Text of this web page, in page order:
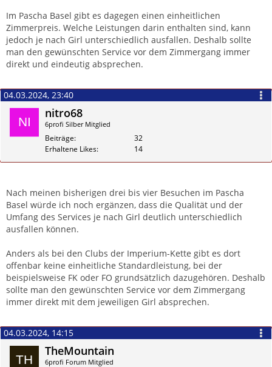
Im Pascha Basel gibt es dagegen einen einheitlichen
Zimmerpreis. Welche Leistungen darin enthalten sind, kann
jedoch je nach Girl unterschiedlich ausfallen. Deshalb sollte
man den gewünschten Service vor dem Zimmergang immer
direkt und eindeutig absprechen.
04.03.2024, 23:40
nitro68
6profi Silber Mitglied
Beiträge
32
Erhaltene Likes
14
Nach meinen bisherigen drei bis vier Besuchen im Pascha
Basel würde ich noch ergänzen, dass die Qualität und der
Umfang des Services je nach Girl deutlich unterschiedlich
ausfallen können.
Anders als bei den Clubs der Imperium-Kette gibt es dort
offenbar keine einheitliche Standardleistung, bei der
beispielsweise FK oder FO grundsätzlich dazugehören. Deshalb
sollte man den gewünschten Service vor dem Zimmergang
immer direkt mit dem jeweiligen Girl absprechen.
Zitieren
04.03.2024, 14:15
TheMountain
6profi Forum Mitglied